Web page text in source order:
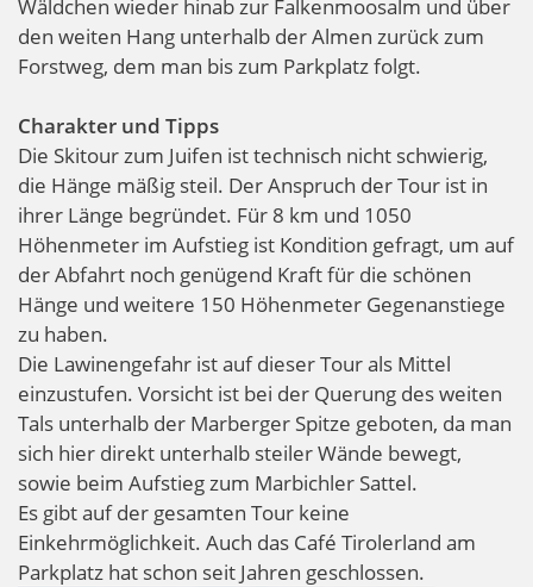
Wäldchen wieder hinab zur Falkenmoosalm und über
den weiten Hang unterhalb der Almen zurück zum
Forstweg, dem man bis zum Parkplatz folgt.
Charakter und Tipps
Die Skitour zum Juifen ist technisch nicht schwierig,
die Hänge mäßig steil. Der Anspruch der Tour ist in
ihrer Länge begründet. Für 8 km und 1050
Höhenmeter im Aufstieg ist Kondition gefragt, um auf
der Abfahrt noch genügend Kraft für die schönen
Hänge und weitere 150 Höhenmeter Gegenanstiege
zu haben.
Die Lawinengefahr ist auf dieser Tour als Mittel
einzustufen. Vorsicht ist bei der Querung des weiten
Tals unterhalb der Marberger Spitze geboten, da man
sich hier direkt unterhalb steiler Wände bewegt,
sowie beim Aufstieg zum Marbichler Sattel.
Es gibt auf der gesamten Tour keine
Einkehrmöglichkeit. Auch das Café Tirolerland am
Parkplatz hat schon seit Jahren geschlossen.